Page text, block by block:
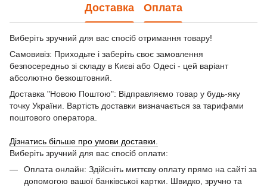
Доставка Оплата
Виберіть зручний для вас спосіб отримання товару!
Самовивіз: Приходьте і заберіть своє замовлення
безпосередньо зі складу в Києві або Одесі - цей варіант
абсолютно безкоштовний.
Доставка "Новою Поштою": Відправляємо товар у будь-яку
точку України. Вартість доставки визначається за тарифами
поштового оператора.
Дізнатись більше про умови доставки.
Виберіть зручний для вас спосіб оплати:
Оплата онлайн: Здійсніть миттєву оплату прямо на сайті за
допомогою вашої банківської картки. Швидко, зручно та